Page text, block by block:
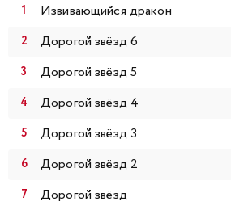
Извивающийся дракон
Дорогой звёзд 6
Дорогой звёзд 5
Дорогой звёзд 4
Дорогой звёзд 3
Дорогой звёзд 2
Дорогой звёзд